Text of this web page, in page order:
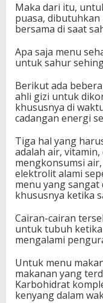
Maka dari itu,
puasa,
bersama di saat
Apa saja menu
untuk sahur
Berikut ada
ahli gizi untuk
khususnya di
cadangan energi
Tiga hal yang
adalah air,
mengkonsumsi
elektrolit alami
menu yang sangat
khususnya ketika
Cairan-cairan
untuk tubuh
mengalami
Untuk menu
makanan yang
Karbohidrat
kenyang dalam